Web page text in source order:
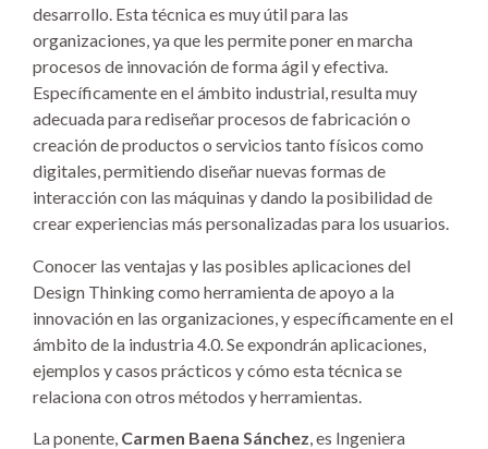
desarrollo. Esta técnica es muy útil para las
organizaciones, ya que les permite poner en marcha
procesos de innovación de forma ágil y efectiva.
Específicamente en el ámbito industrial, resulta muy
adecuada para rediseñar procesos de fabricación o
creación de productos o servicios tanto físicos como
digitales, permitiendo diseñar nuevas formas de
interacción con las máquinas y dando la posibilidad de
crear experiencias más personalizadas para los usuarios.
Conocer las ventajas y las posibles aplicaciones del
Design Thinking como herramienta de apoyo a la
innovación en las organizaciones, y específicamente en el
ámbito de la industria 4.0. Se expondrán aplicaciones,
ejemplos y casos prácticos y cómo esta técnica se
relaciona con otros métodos y herramientas.
La ponente, Carmen Baena Sánchez, es Ingeniera